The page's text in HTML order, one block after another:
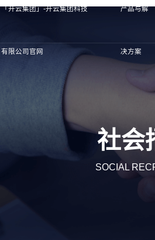
「开云集团」-开云集团科技
有限公司官网
产品与解
决方案
社会
SOCIAL